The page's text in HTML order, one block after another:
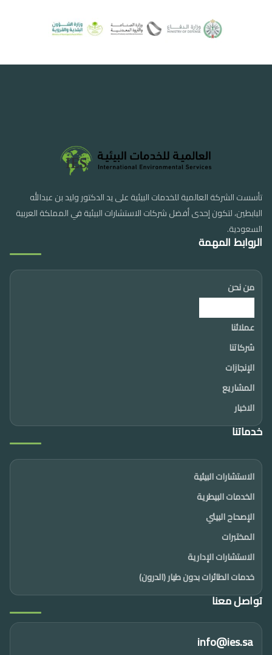
تأسست الشركة العالمية للخدمات البيئية على يد الدكتور وليد بن عبدالله
البابطين، لتكون إحدى أفضل شركات الاستشارات البيئية في المملكة العربية
السعودية.
الروابط المهمة
من نحن
عملائنا
شركاتنا
الإنجازات
المشاريع
الاخبار
خدماتنا
الاستشارات البيئية
الخدمات البيطرية
الإصحاح البيئي
المختبرات
الاستشارات الإدارية
خدمات الطائرات بدون طيار (الدرون)
تواصل معنا
info@ies.sa